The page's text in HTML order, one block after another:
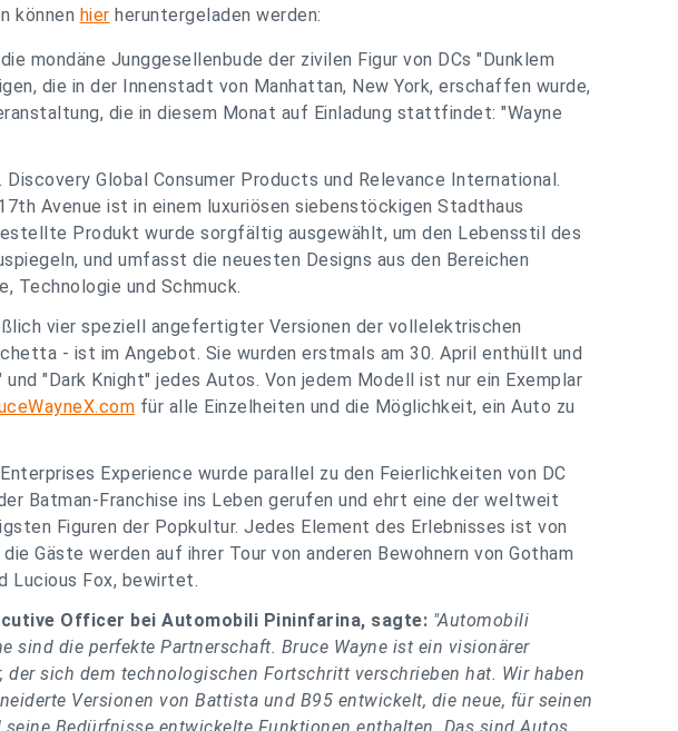
können hier heruntergeladen werden:
mondäne Junggesellenbude der zivilen Figur von DCs "Dunklem
die in der Innenstadt von Manhattan, New York, erschaffen wurde,
die in diesem Monat auf Einladung stattfindet: "Wayne
Discovery Global Consumer Products und Relevance International.
Avenue ist in einem luxuriösen siebenstöckigen Stadthaus
Produkt wurde sorgfältig ausgewählt, um den Lebensstil des
und umfasst die neuesten Designs aus den Bereichen
Technologie und Schmuck.
vier speziell angefertigter Versionen der vollelektrischen
- ist im Angebot. Sie wurden erstmals am 30. April enthüllt und
und "Dark Knight" jedes Autos. Von jedem Modell ist nur ein Exemplar
für alle Einzelheiten und die Möglichkeit, ein Auto zu
Experience wurde parallel zu den Feierlichkeiten von DC
Batman-Franchise ins Leben gerufen und ehrt eine der weltweit
Figuren der Popkultur. Jedes Element des Erlebnisses ist von
Gäste werden auf ihrer Tour von anderen Bewohnern von Gotham
Lucious Fox, bewirtet.
Officer bei Automobili Pininfarina, sagte: "Automobili
sind die perfekte Partnerschaft. Bruce Wayne ist ein visionärer
der sich dem technologischen Fortschritt verschrieben hat. Wir haben
Versionen von Battista und B95 entwickelt, die neue, für seinen